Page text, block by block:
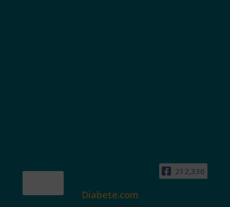
212,336
Diabete.com